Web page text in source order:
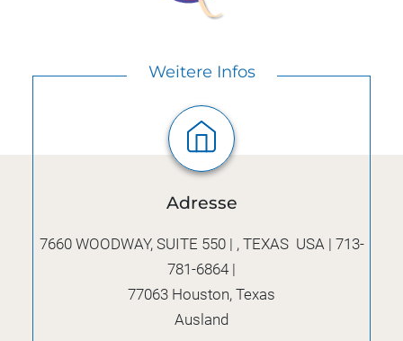
Weitere Infos
Adresse
7660 WOODWAY, SUITE 550 | , TEXAS USA | 713-
781-6864 |
77063 Houston, Texas
Ausland